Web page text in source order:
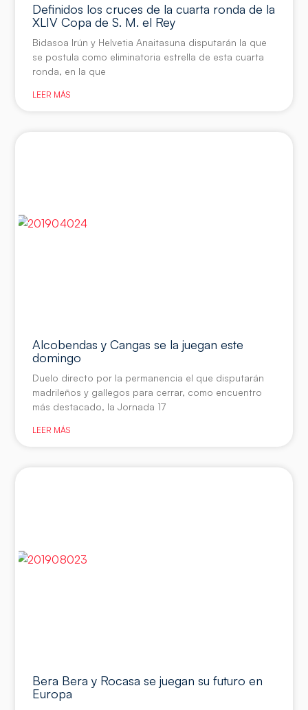
Definidos los cruces de la cuarta ronda de la
XLIV Copa de S. M. el Rey
Bidasoa Irún y Helvetia Anaitasuna disputarán la que
se postula como eliminatoria estrella de esta cuarta
ronda, en la que
LEER MÁS
Alcobendas y Cangas se la juegan este
domingo
Duelo directo por la permanencia el que disputarán
madrileños y gallegos para cerrar, como encuentro
más destacado, la Jornada 17
LEER MÁS
Bera Bera y Rocasa se juegan su futuro en
Europa